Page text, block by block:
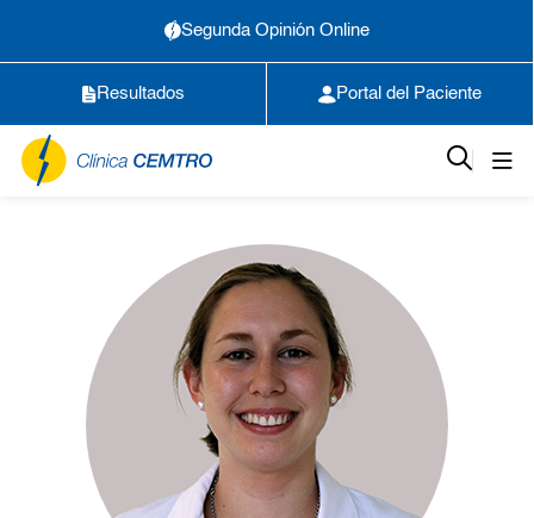
Segunda Opinión Online
Resultados Portal del Paciente